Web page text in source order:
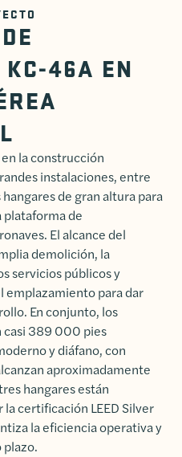
KC-46A EN
la construcción
instalaciones, entre
de gran altura para
plataforma de
El alcance del
demolición, la
servicios públicos y
emplazamiento para dar
En conjunto, los
casi 389 000 pies
y diáfano, con
aproximadamente
hangares están
certificación LEED Silver
la eficiencia operativa y
plazo.